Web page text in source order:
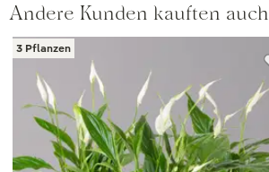
Andere Kunden kauften auch
3 Pflanzen